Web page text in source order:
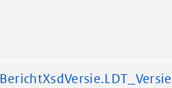
BerichtXsdVersie.LDT_Versie